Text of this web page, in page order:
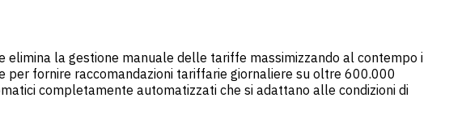
la gestione manuale delle tariffe massimizzando al contempo i
fornire raccomandazioni tariffarie giornaliere su oltre 600.000
completamente automatizzati che si adattano alle condizioni di